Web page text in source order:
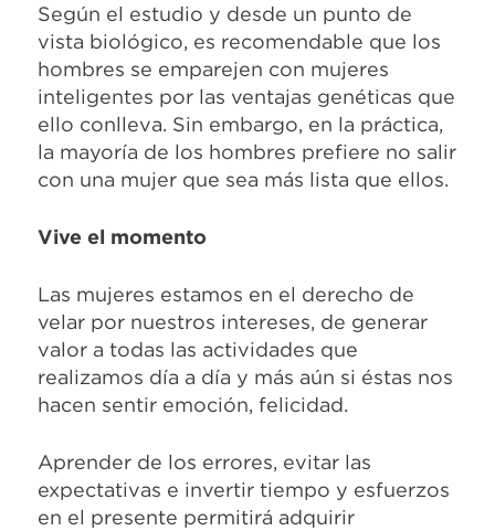
Según el estudio y desde un punto de
vista biológico, es recomendable que los
hombres se emparejen con mujeres
inteligentes por las ventajas genéticas que
ello conlleva. Sin embargo, en la práctica,
la mayoría de los hombres prefiere no salir
con una mujer que sea más lista que ellos.
Vive el momento
Las mujeres estamos en el derecho de
velar por nuestros intereses, de generar
valor a todas las actividades que
realizamos día a día y más aún si éstas nos
hacen sentir emoción, felicidad.
Aprender de los errores, evitar las
expectativas e invertir tiempo y esfuerzos
en el presente permitirá adquirir